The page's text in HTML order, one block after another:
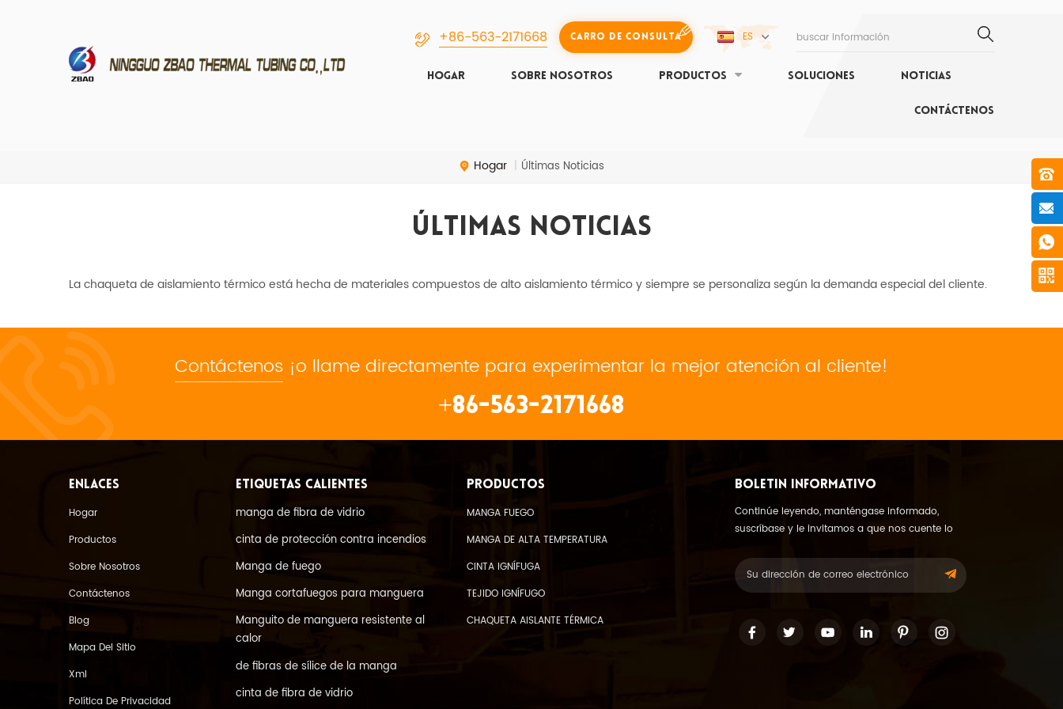
ES
Carro De Consulta
+86-563-2171668
HOGAR SOBRE NOSOTROS PRODUCTOS SOLUCIONES NOTICIAS
CONTÁCTENOS
Hogar | Últimas Noticias
Últimas Noticias
La chaqueta de aislamiento térmico está hecha de materiales compuestos de alto aislamiento térmico y siempre se personaliza según la demanda especial del cliente.
Contáctenos ¡o llame directamente para experimentar la mejor atención al cliente!
+86-563-2171668
ENLACES
Hogar
Productos
Sobre Nosotros
Contáctenos
Blog
Mapa Del Sitio
Xml
Política De Privacidad
ETIQUETAS CALIENTES
manga de fibra de vidrio
cinta de protección contra incendios
Manga de fuego
Manga cortafuegos para manguera
Manguito de manguera resistente al
calor
de fibras de sílice de la manga
cinta de fibra de vidrio
PRODUCTOS
MANGA FUEGO
MANGA DE ALTA TEMPERATURA
CINTA IGNÍFUGA
TEJIDO IGNÍFUGO
CHAQUETA AISLANTE TÉRMICA
BOLETIN INFORMATIVO
Continúe leyendo, manténgase informado,
suscríbase y le invitamos a que nos cuente lo